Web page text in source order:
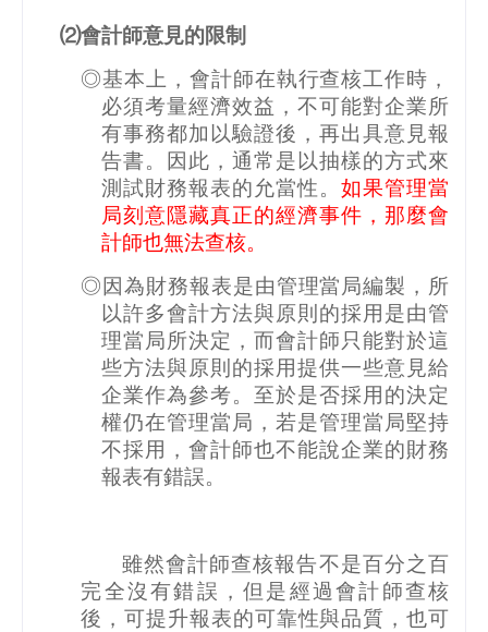
⑵會計師意見的限制
◎基本上，會計師在執行查核工作時，
必須考量經濟效益，不可能對企業所
有事務都加以驗證後，再出具意見報
告書。因此，通常是以抽樣的方式來
測試財務報表的允當性。如果管理當
局刻意隱藏真正的經濟事件，那麼會
計師也無法查核。
◎因為財務報表是由管理當局編製，所
以許多會計方法與原則的採用是由管
理當局所決定，而會計師只能對於這
些方法與原則的採用提供一些意見給
企業作為參考。至於是否採用的決定
權仍在管理當局，若是管理當局堅持
不採用，會計師也不能說企業的財務
報表有錯誤。
雖然會計師查核報告不是百分之百
完全沒有錯誤，但是經過會計師查核
後，可提升報表的可靠性與品質，也可